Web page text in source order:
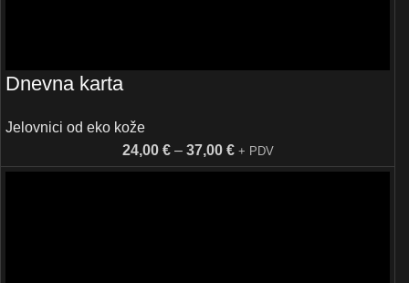
Dnevna karta
Jelovnici od eko kože
24,00 € – 37,00 € + PDV